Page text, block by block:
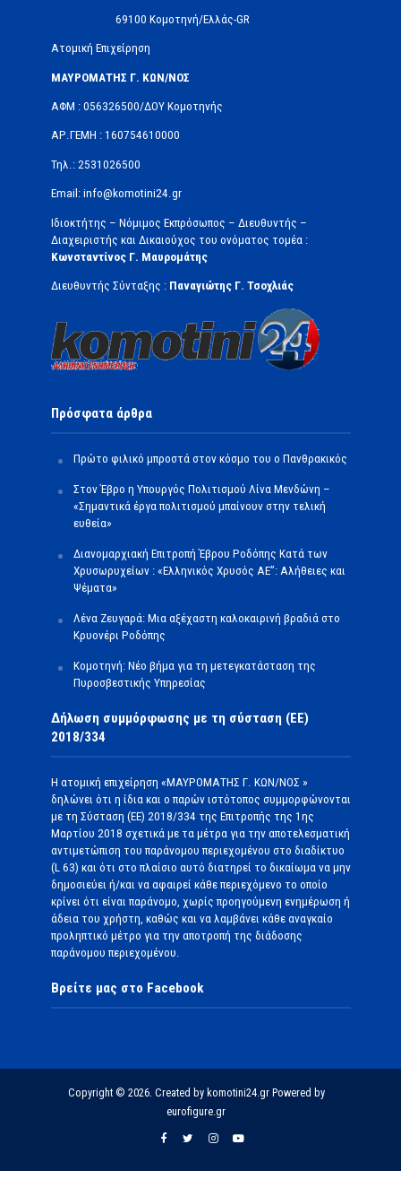
69100 Κομοτηνή/Ελλάς-GR
Ατομική Επιχείρηση
ΜΑΥΡΟΜΑΤΗΣ Γ. ΚΩΝ/ΝΟΣ
ΑΦΜ : 056326500/ΔOΥ Κομοτηνής
ΑΡ.ΓΕΜΗ : 160754610000
Τηλ.: 2531026500
Email: info@komotini24.gr
Ιδιοκτήτης – Νόμιμος Εκπρόσωπος – Διευθυντής –
Διαχειριστής και Δικαιούχος του ονόματος τομέα :
Κωνσταντίνος Γ. Μαυρομάτης
Διευθυντής Σύνταξης : Παναγιώτης Γ. Τσοχλιάς
Πρόσφατα άρθρα
Πρώτο φιλικό μπροστά στον κόσμο του ο Πανθρακικός
Στον Έβρο η Υπουργός Πολιτισμού Λίνα Μενδώνη –
«Σημαντικά έργα πολιτισμού μπαίνουν στην τελική
ευθεία»
Διανομαρχιακή Επιτροπή Έβρου Ροδόπης Κατά των
Χρυσωρυχείων : «Ελληνικός Χρυσός ΑΕ”: Αλήθειες και
Ψέματα»
Λένα Ζευγαρά: Μια αξέχαστη καλοκαιρινή βραδιά στο
Κρυονέρι Ροδόπης
Κομοτηνή: Νέο βήμα για τη μετεγκατάσταση της
Πυροσβεστικής Υπηρεσίας
Δήλωση συμμόρφωσης με τη σύσταση (ΕΕ)
2018/334
Η ατομική επιχείρηση «ΜΑΥΡΟΜΑΤΗΣ Γ. ΚΩΝ/ΝΟΣ »
δηλώνει ότι η ίδια και ο παρών ιστότοπος συμμορφώνονται
με τη Σύσταση (ΕΕ) 2018/334 της Επιτροπής της 1ης
Μαρτίου 2018 σχετικά με τα μέτρα για την αποτελεσματική
αντιμετώπιση του παράνομου περιεχομένου στο διαδίκτυο
(L 63) και ότι στο πλαίσιο αυτό διατηρεί το δικαίωμα να μην
δημοσιεύει ή/και να αφαιρεί κάθε περιεχόμενο το οποίο
κρίνει ότι είναι παράνομο, χωρίς προηγούμενη ενημέρωση ή
άδεια του χρήστη, καθώς και να λαμβάνει κάθε αναγκαίο
προληπτικό μέτρο για την αποτροπή της διάδοσης
παράνομου περιεχομένου.
Βρείτε μας στο Facebook
Copyright © 2026. Created by komotini24.gr Powered by
eurofigure.gr